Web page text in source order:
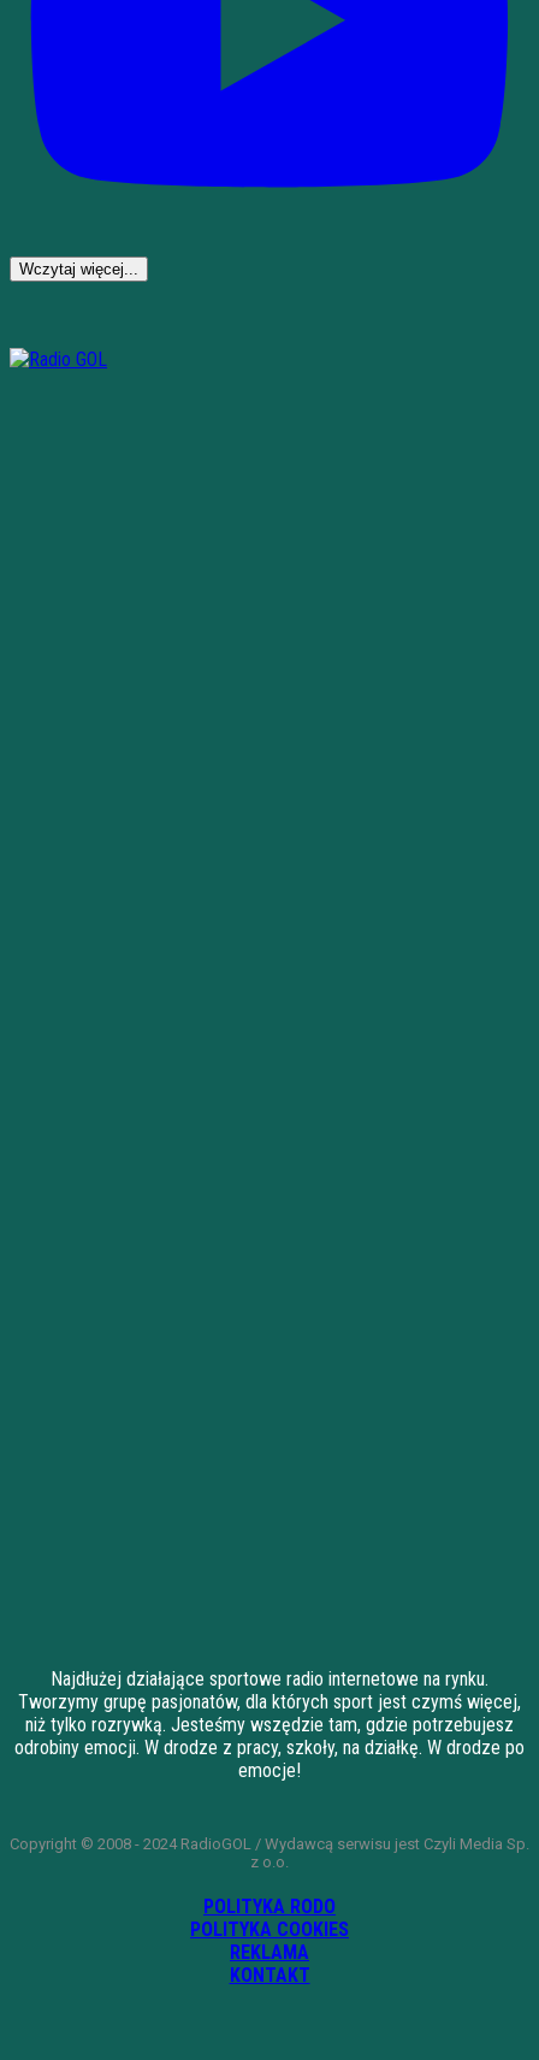
Wczytaj więcej...
Najdłużej działające sportowe radio internetowe na rynku.
Tworzymy grupę pasjonatów, dla których sport jest czymś więcej,
niż tylko rozrywką. Jesteśmy wszędzie tam, gdzie potrzebujesz
odrobiny emocji. W drodze z pracy, szkoły, na działkę. W drodze po
emocje!
Copyright © 2008 - 2024 RadioGOL / Wydawcą serwisu jest Czyli Media Sp.
z o.o.
POLITYKA RODO
POLITYKA COOKIES
REKLAMA
KONTAKT